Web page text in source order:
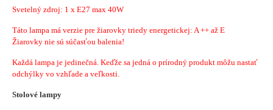
Svetelný zdroj: 1 x E27 max 40W
Táto lampa má verzie pre žiarovky triedy energetickej: A ++ až E
Žiarovky nie sú súčasťou balenia!
Každá lampa je jedinečná. Keďže sa jedná o prírodný produkt môžu nastať
odchýlky vo vzhľade a veľkosti.
Stolové lampy